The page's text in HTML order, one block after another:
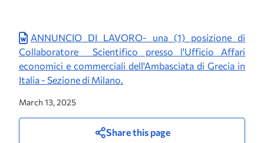
ANNUNCIO DI LAVORO- una (1) posizione di
Collaboratore Scientifico presso l'Ufficio Affari
economici e commerciali dell'Ambasciata di Grecia in
Italia - Sezione di Milano.
March 13, 2025
Share this page